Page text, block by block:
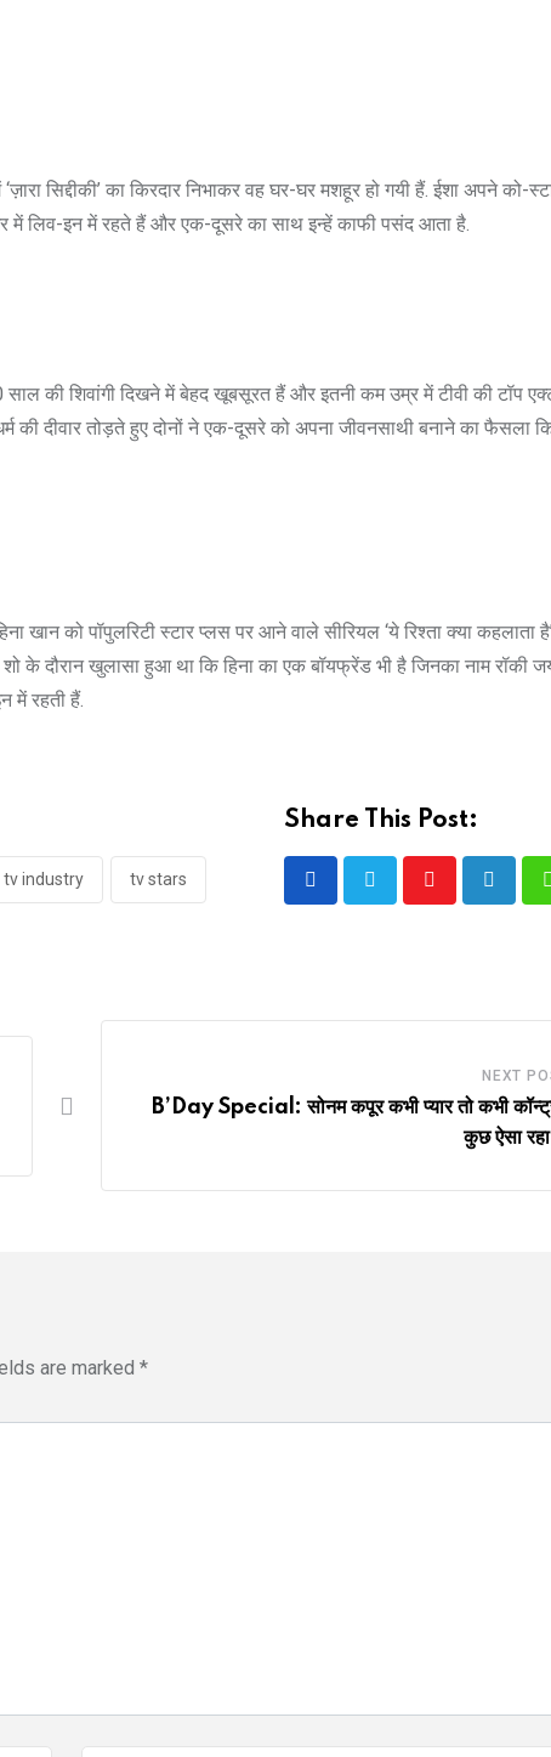
सिद्दीकी’ का किरदार निभाकर वह घर-घर मशहूर हो गयी हैं. ईशा अपने को-
में लिव-इन में रहते हैं और एक-दूसरे का साथ इन्हें काफी पसंद आता है.
साल की शिवांगी दिखने में बेहद खूबसूरत हैं और इतनी कम उम्र में टीवी की टॉप
की दीवार तोड़ते हुए दोनों ने एक-दूसरे को अपना जीवनसाथी बनाने का फैसला
खान को पॉपुलरिटी स्टार प्लस पर आने वाले सीरियल ‘ये रिश्ता क्या कहलाता
के दौरान खुलासा हुआ था कि हिना का एक बॉयफ्रेंड भी है जिनका नाम रॉकी
में रहती हैं.
tv industry tv stars
Share This Post:
Youtube LinkedIn
NEXT
B’Day Special: सोनम कपूर कभी प्यार तो कभी
कुछ ऐसा
are marked *